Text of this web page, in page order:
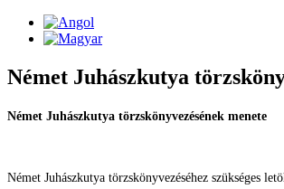
Német Juhászkutya
Német Juhászkutya törzskönyvezésének menete
Német Juhászkutya törzskönyvezéséhez szükséges